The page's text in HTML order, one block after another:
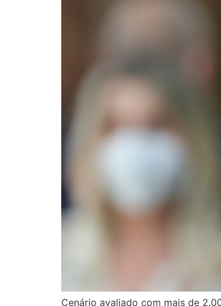
Cenário avaliado com mais de